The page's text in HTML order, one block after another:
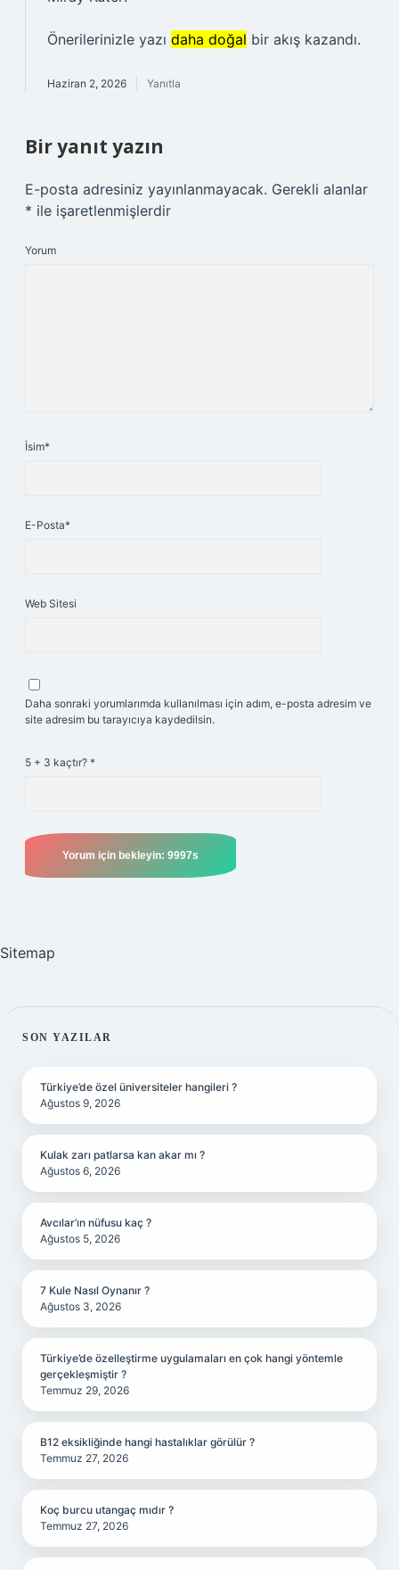
Önerilerinizle yazı daha doğal bir akış kazandı.
Haziran 2, 2026 Yanıtla
Bir yanıt yazın
E-posta adresiniz yayınlanmayacak. Gerekli alanlar
* ile işaretlenmişlerdir
Yorum
İsim*
E-Posta*
Web Sitesi
Daha sonraki yorumlarımda kullanılması için adım, e-posta adresim ve
site adresim bu tarayıcıya kaydedilsin.
5 + 3 kaçtır? *
Sitemap
SIDEBAR
SON YAZILAR
Türkiye’de özel üniversiteler hangileri ?
Ağustos 9, 2026
Kulak zarı patlarsa kan akar mı ?
Ağustos 6, 2026
Avcılar’ın nüfusu kaç ?
Ağustos 5, 2026
7 Kule Nasıl Oynanır ?
Ağustos 3, 2026
Türkiye’de özelleştirme uygulamaları en çok hangi yöntemle
gerçekleşmiştir ?
Temmuz 29, 2026
B12 eksikliğinde hangi hastalıklar görülür ?
Temmuz 27, 2026
Koç burcu utangaç mıdır ?
Temmuz 27, 2026